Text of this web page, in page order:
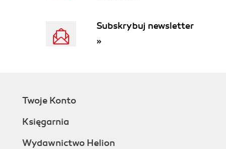
Subskrybuj newsletter
»
Twoje Konto
Księgarnia
Wydawnictwo Helion